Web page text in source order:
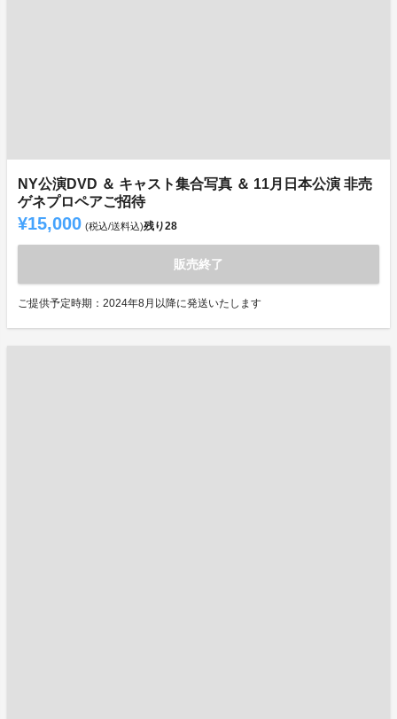
NY公演DVD ＆ キャスト集合写真 ＆ 11月日本公演 非売
ゲネプロペアご招待
¥15,000 (税込/送料込)残り28
販売終了
ご提供予定時期：2024年8月以降に発送いたします